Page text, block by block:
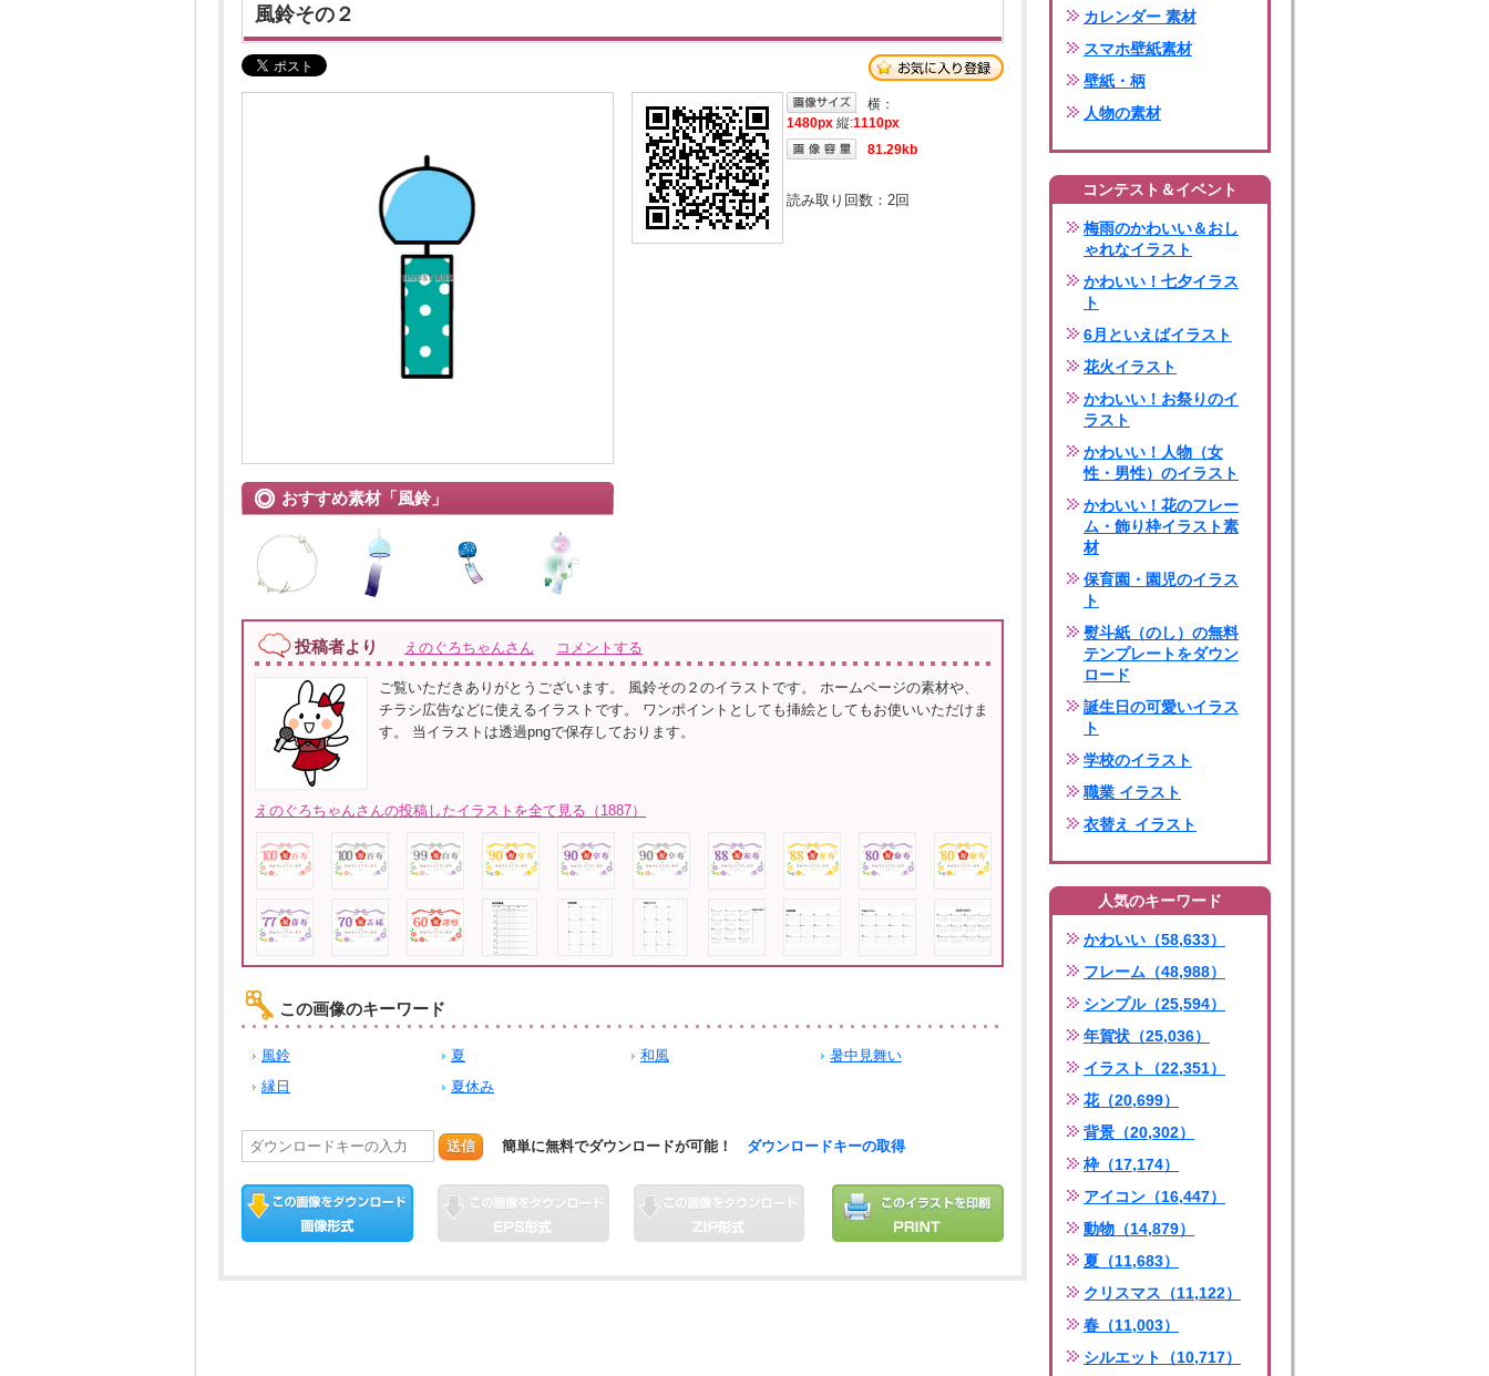
風鈴その２
おすすめ素材「風鈴」
横：
1480px 縦:1110px
81.29kb
読み取り回数： 2回
投稿者より えのぐろちゃんさん コメントする
ご覧いただきありがとうございます。 風鈴その２のイラストです。 ホームページの素材や、
チラシ広告などに使えるイラストです。 ワンポイントとしても挿絵としてもお使いいただけま
す。 当イラストは透過pngで保存しております。
えのぐろちゃんさんの投稿したイラストを全て見る（1887）
この画像のキーワード
風鈴 夏 和風
暑中見舞い
縁日
夏休み
送信 簡単に無料でダウンロードが可能！ ダウンロードキーの取得
カレンダー 素材
スマホ壁紙素材
壁紙・柄
人物の素材
コンテスト＆イベント
梅雨のかわいい＆おし
ゃれなイラスト
かわいい！七夕イラス
ト
6月といえばイラスト
花火イラスト
かわいい！お祭りのイ
ラスト
かわいい！人物（女
性・男性）のイラスト
かわいい！花のフレー
ム・飾り枠イラスト素
材
保育園・園児のイラス
ト
熨斗紙（のし）の無料
テンプレートをダウン
ロード
誕生日の可愛いイラス
ト
学校のイラスト
職業 イラスト
衣替え イラスト
人気のキーワード
かわいい（58,633）
フレーム（48,988）
シンプル（25,594）
年賀状（25,036）
イラスト（22,351）
花（20,699）
背景（20,302）
枠（17,174）
アイコン（16,447）
動物（14,879）
夏（11,683）
クリスマス（11,122）
春（11,003）
シルエット（10,717）